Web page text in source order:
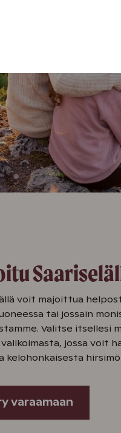
voit majoittua
tai jossain
Valitse itsellesi
jossa voit
kelohonkaisesta
varaamaan